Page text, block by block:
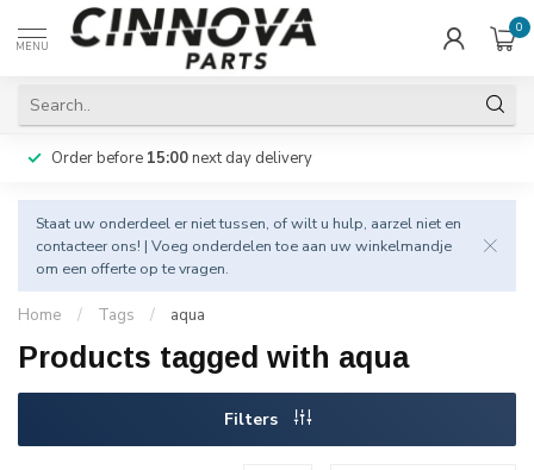
MENU
0
Order before 15:00next day delivery
Staat uw onderdeel er niet tussen, of wilt u hulp, aarzel niet en
contacteer ons! | Voeg onderdelen toe aan uw winkelmandje
om een offerte op te vragen.
Home / Tags / aqua
Products tagged with aqua
Filters